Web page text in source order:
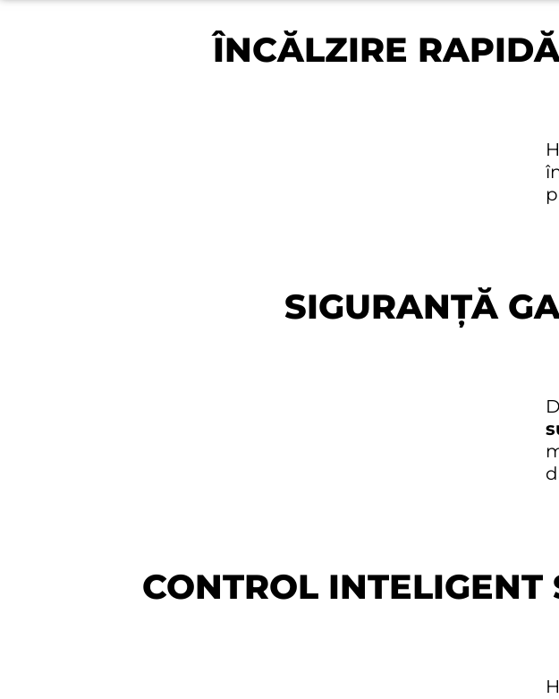
ÎNCĂLZIRE
SIGURANȚĂ
CONTROL